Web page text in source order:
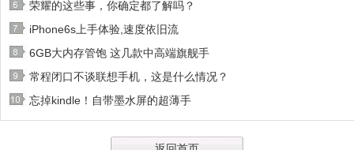
荣耀的这些事，你确定都了解吗？
iPhone6s上手体验,速度依旧流
6GB大内存管饱 这几款中高端旗舰手
常程闭口不谈联想手机，这是什么情况？
忘掉kindle！自带墨水屏的超薄手